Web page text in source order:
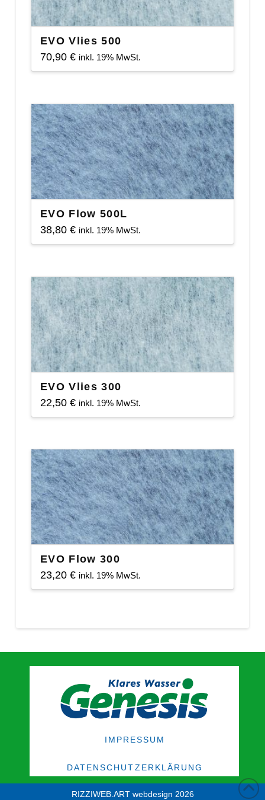
EVO Vlies 500
70,90 € inkl. 19% MwSt.
EVO Flow 500L
38,80 € inkl. 19% MwSt.
EVO Vlies 300
22,50 € inkl. 19% MwSt.
EVO Flow 300
23,20 € inkl. 19% MwSt.
IMPRESSUM
DATENSCHUTZERKLÄRUNG
RIZZIWEB.ART webdesign 2026